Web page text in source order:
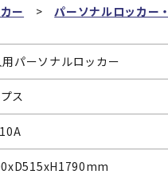
ー > パーソナルロッカー
パーソナルロッカー
ス